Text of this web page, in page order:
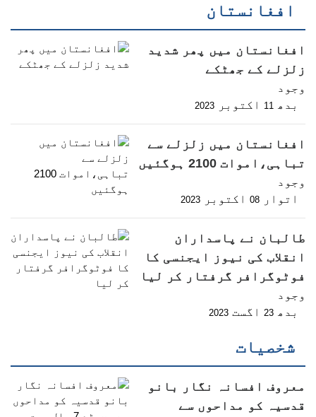
افغانستان
افغانستان میں پھر شدید
زلزلے کے جھٹکے
وجود
بدھ 11 اکتوبر 2023
افغانستان میں زلزلے سے
تباہی،اموات 2100 ہوگئیں
وجود
اتوار 08 اکتوبر 2023
طالبان نے پاسداران
انقلاب کی نیوز ایجنسی کا
فوٹوگرافر گرفتار کر لیا
وجود
بدھ 23 اگست 2023
شخصیات
معروف افسانہ نگار بانو
قدسیہ کو مداحوں سے